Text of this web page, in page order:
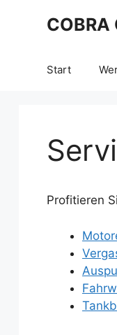
COBRA
Start
Profitieren